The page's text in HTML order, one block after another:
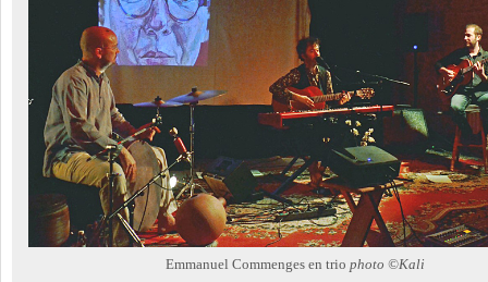
Emmanuel Commenges en trio photo ©Kali